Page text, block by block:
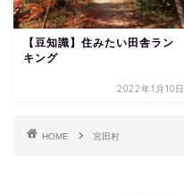
【豆知識】住みたい田舎ラン
キング
2022年1月10日
HOME 宮田村